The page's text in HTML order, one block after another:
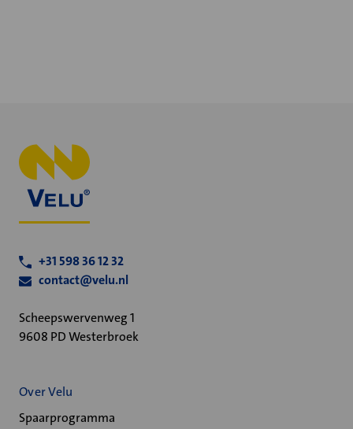
+31 598 36 12 32
contact@velu.nl
Scheepswervenweg 1
9608 PD Westerbroek
Over Velu
Spaarprogramma